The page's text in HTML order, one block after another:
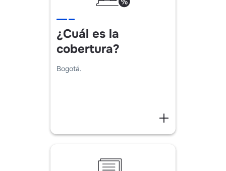
¿Cuál es la
cobertura?
Bogotá.